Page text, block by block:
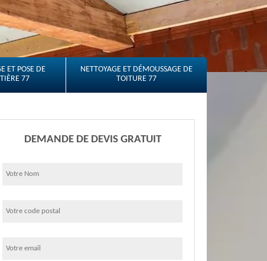
ET POSE DE
77
NETTOYAGE ET DÉMOUSSAGE DE
TOITURE 77
DEMANDE DE DEVIS GRATUIT